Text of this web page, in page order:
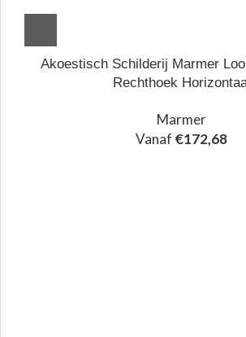
Akoestisch Schilderij Marmer
Rechthoek
Marmer
Vanaf €172,68